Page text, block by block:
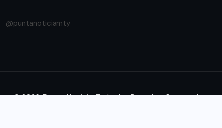
@puntanoticiamty
© 2026.Punta NoticiaTodos los Derechos Reservados.